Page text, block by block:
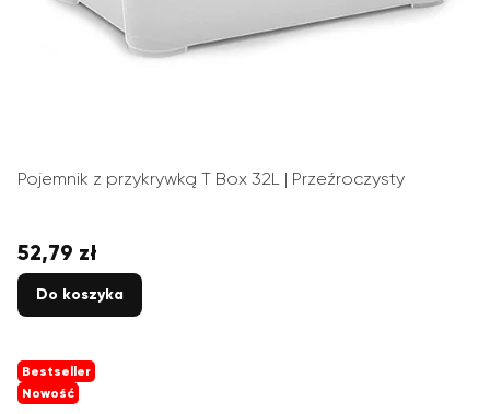
Pojemnik z przykrywką T Box 32L | Przeźroczysty
Cena
52,79 zł
Do koszyka
Bestseller
Nowość